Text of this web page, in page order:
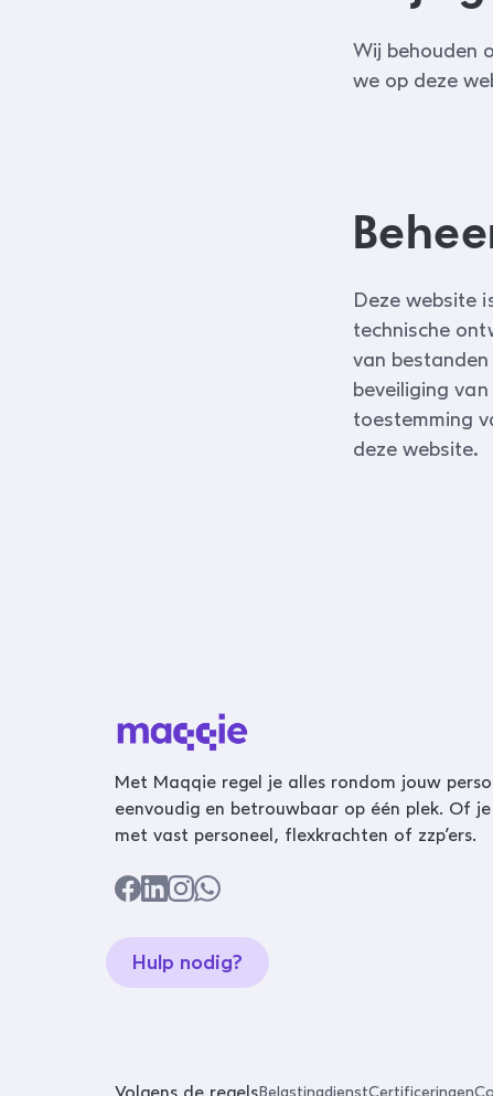
Wij behouden
we op deze
Deze website
technische
van
beveiliging
toestemming
deze website.
Met Maqqie regel je alles rondom jouw
eenvoudig en betrouwbaar op één plek. Of
met vast personeel, flexkrachten of zzp’ers.
Hulp nodig?
BelastingdienstCertificeringen